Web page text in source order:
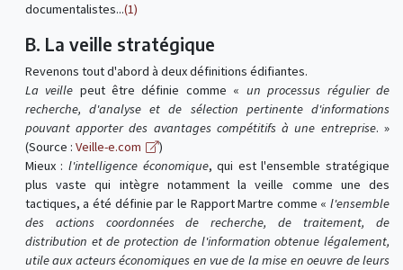
documentalistes...(1)
B. La veille stratégique
Revenons tout d'abord à deux définitions édifiantes.
La veille peut être définie comme « un processus régulier de
recherche, d'analyse et de sélection pertinente d'informations
pouvant apporter des avantages compétitifs à une entreprise. »
(Source : Veille-e.com
)
Mieux : l'intelligence économique, qui est l'ensemble stratégique
plus vaste qui intègre notamment la veille comme une des
tactiques, a été définie par le Rapport Martre comme « l'ensemble
des actions coordonnées de recherche, de traitement, de
distribution et de protection de l'information obtenue légalement,
utile aux acteurs économiques en vue de la mise en oeuvre de leurs